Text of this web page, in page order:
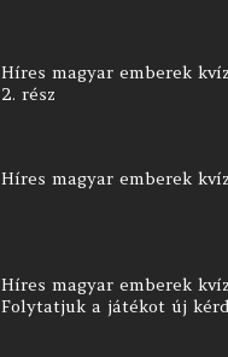
Híres magyar emberek
2. rész
Híres magyar emberek
Híres magyar emberek
Folytatjuk a játékot új